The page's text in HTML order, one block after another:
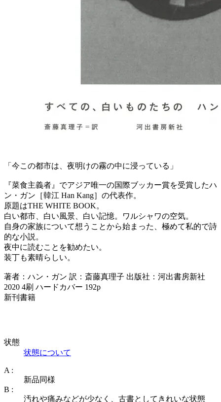
「今この都市は、夜明けの霧の中に浸っている」
『菜食主義者』でアジア唯一の国際ブッカー賞を受賞したハ
ン・ガン［韓江 Han Kang］の代表作。
原題はTHE WHITE BOOK。
白い都市、白い風景、白い記憶。ワルシャワの空気。
自身の家族について想うことから始まった、極めて私的で詩
的な小説。
夜中に読むことを勧めたい。
装丁も素晴らしい。
著者：ハン・ガン 訳：斎藤真理子 出版社：河出書房新社
2020 4刷 ハードカバー 192p
新刊書籍
状態
状態について
A :
新品同様
B :
汚れや痛みなどが少なく、古書としてきれいな状態